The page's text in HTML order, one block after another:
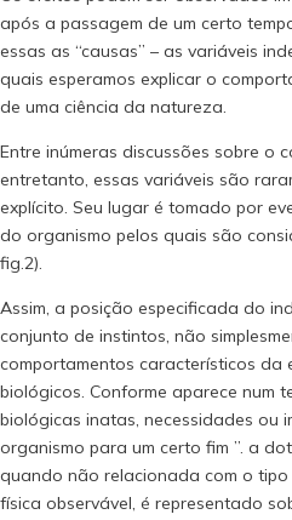
após a passagem de um certo
essas as “causas” – as variáveis
quais esperamos explicar o
de uma ciência da natureza.
Entre inúmeras discussões sobre o
entretanto, essas variáveis são
explícito. Seu lugar é tomado por
do organismo pelos quais são
fig.2).
Assim, a posição especificada do
conjunto de instintos, não
comportamentos característicos da
biológicos. Conforme aparece num
biológicas inatas, necessidades ou
organismo para um certo fim ”. a
quando não relacionada com o
física observável, é representado